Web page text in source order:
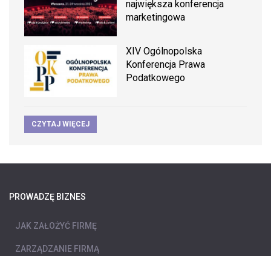
największa konferencja
marketingowa
XIV Ogólnopolska
Konferencja Prawa
Podatkowego
CZYTAJ WIĘCEJ
PROWADZĘ BIZNES
JAK ZAŁOŻYĆ FIRMĘ
ZARZĄDZANIE FIRMĄ